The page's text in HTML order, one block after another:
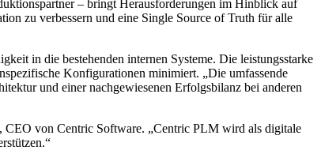
– bringt Herausforderungen im Hinblick auf
zu verbessern und eine Single Source of Truth für alle
in die bestehenden internen Systeme. Die leistungsstarke
Konfigurationen minimiert. „Die umfassende
und einer nachgewiesenen Erfolgsbilanz bei anderen
CEO von Centric Software. „Centric PLM wird als digitale